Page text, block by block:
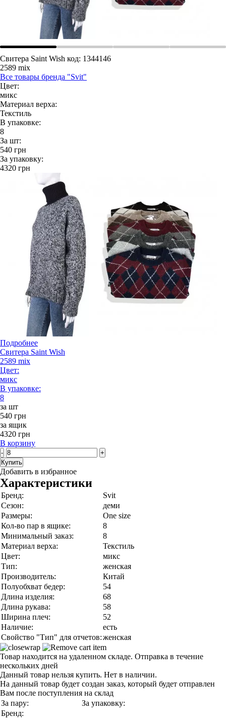
Свитера Saint Wish код: 1344146
2589 mix
Все товары бренда "Svit"
Цвет:
микс
Материал верха:
Текстиль
В упаковке:
8
За шт:
540 грн
За упаковку:
4320 грн
Подробнее
Свитера Saint Wish
2589 mix
Цвет:
микс
В упаковке:
8
за шт
540 грн
за ящик
4320 грн
В корзину
-
+
Купить
Добавить в избранное
Характеристики
Бренд:
Svit
Сезон:
деми
Размеры:
One size
Кол-во пар в ящике:
8
Минимальный заказ:
8
Материал верха:
Текстиль
Цвет:
микс
Тип:
женская
Производитель:
Китай
Полуобхват бедер:
54
Длина изделия:
68
Длина рукава:
58
Ширина плеч:
52
Наличие:
есть
Свойство "Тип" для отчетов:женская
Товар находится на удаленном складе. Отправка в течение
нескольких дней
Данный товар нельзя купить. Нет в наличии.
На данный товар будет создан заказ, который будет отправлен
Вам после поступления на склад
За пару:
За упаковку:
Бренд: